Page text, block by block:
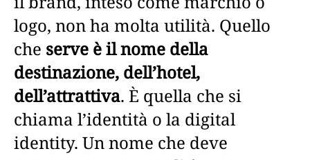
logo, non ha molta utilità. Quello
che serve è il nome della
destinazione, dell’hotel,
dell’attrattiva. È quella che si
chiama l’identità o la digital
identity. Un nome che deve